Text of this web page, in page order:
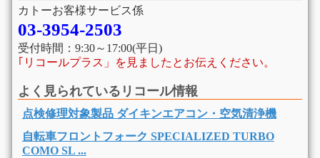
カトーお客様サービス係
03-3954-2503
受付時間：9:30～17:00(平日)
｢リコールプラス」を見ましたとお伝えください。
よく見られているリコール情報
点検修理対象製品 ダイキンエアコン・空気清浄機
自転車フロントフォーク SPECIALIZED TURBO
COMO SL ...